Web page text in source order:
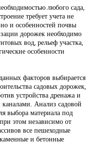
любого сада,
требует учета не
но и особенностей почвы
дорожек необходимо
вод, рельеф участка,
особенности
факторов выбирается
садовых дорожек,
устройства дренажа и
Анализ садовой
выбора материала под
этом независимо от
все пешеходные
и бетонные